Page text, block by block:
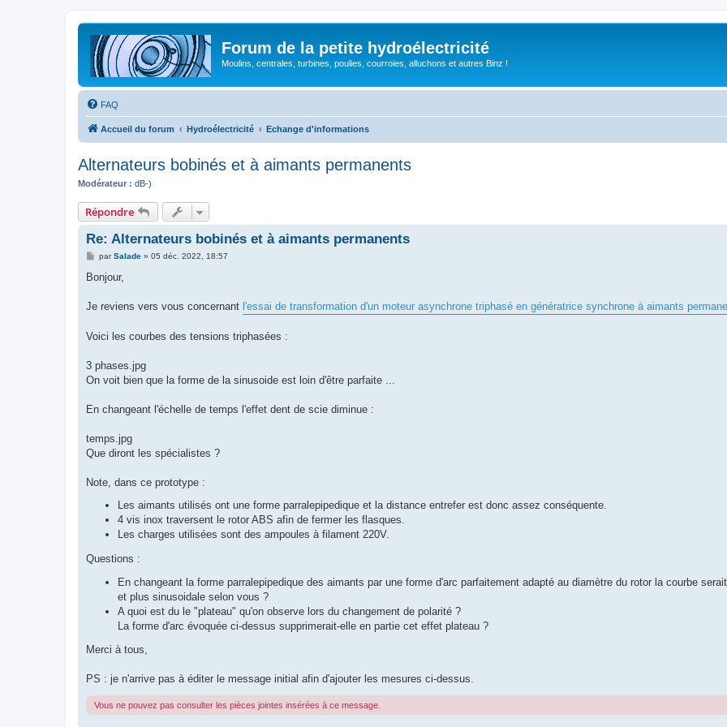
Forum de la petite hydroélectricité
Moulins, centrales, turbines, poulies, courroies, alluchons et autres Binz !
FAQ
Accueil du forum Hydroélectricité Echange d'informations
Alternateurs bobinés et à aimants permanents
Modérateur : dB-)
Répondre
Re: Alternateurs bobinés et à aimants permanents
M
s
g
parSalade» 05 déc. 2022, 18:57
Bonjour,
Je reviens vers vous concernant l'essai de transformation d'un moteur asynchrone triphasé en génératrice synchrone à aimants
Voici les courbes des tensions triphasées :
3 phases.jpg
On voit bien que la forme de la sinusoide est loin d'être parfaite ...
En changeant l'échelle de temps l'effet dent de scie diminue :
temps.jpg
Que diront les spécialistes ?
Note, dans ce prototype :
Les aimants utilisés ont une forme parralepipedique et la distance entrefer est donc assez conséquente.
4 vis inox traversent le rotor ABS afin de fermer les flasques.
Les charges utilisées sont des ampoules à filament 220V.
Questions :
En changeant la forme parralepipedique des aimants par une forme d'arc parfaitement adapté au diamètre du rotor la courbe
et plus sinusoidale selon vous ?
A quoi est du le "plateau" qu'on observe lors du changement de polarité ?
La forme d'arc évoquée ci-dessus supprimerait-elle en partie cet effet plateau ?
Merci à tous,
PS : je n'arrive pas à éditer le message initial afin d'ajouter les mesures ci-dessus.
Vous ne pouvez pas consulter les pièces jointes insérées à ce message.